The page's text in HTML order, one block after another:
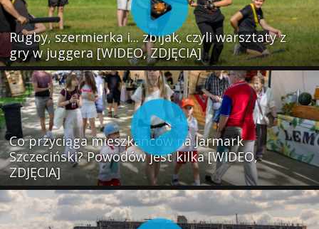
Rugby, szermierka i... zbijak, czyli warsztaty z
gry w juggera [WIDEO, ZDJĘCIA]
Co przyciąga mieszkańców na Jarmark
Szczeciński? Powodów jest kilka [WIDEO,
ZDJĘCIA]